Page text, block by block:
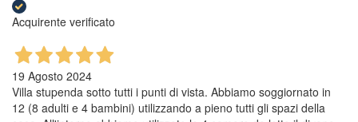
Acquirente verificato
19 Agosto 2024
Villa stupenda sotto tutti i punti di vista. Abbiamo soggiornato in
12 (8 adulti e 4 bambini) utilizzando a pieno tutti gli spazi della